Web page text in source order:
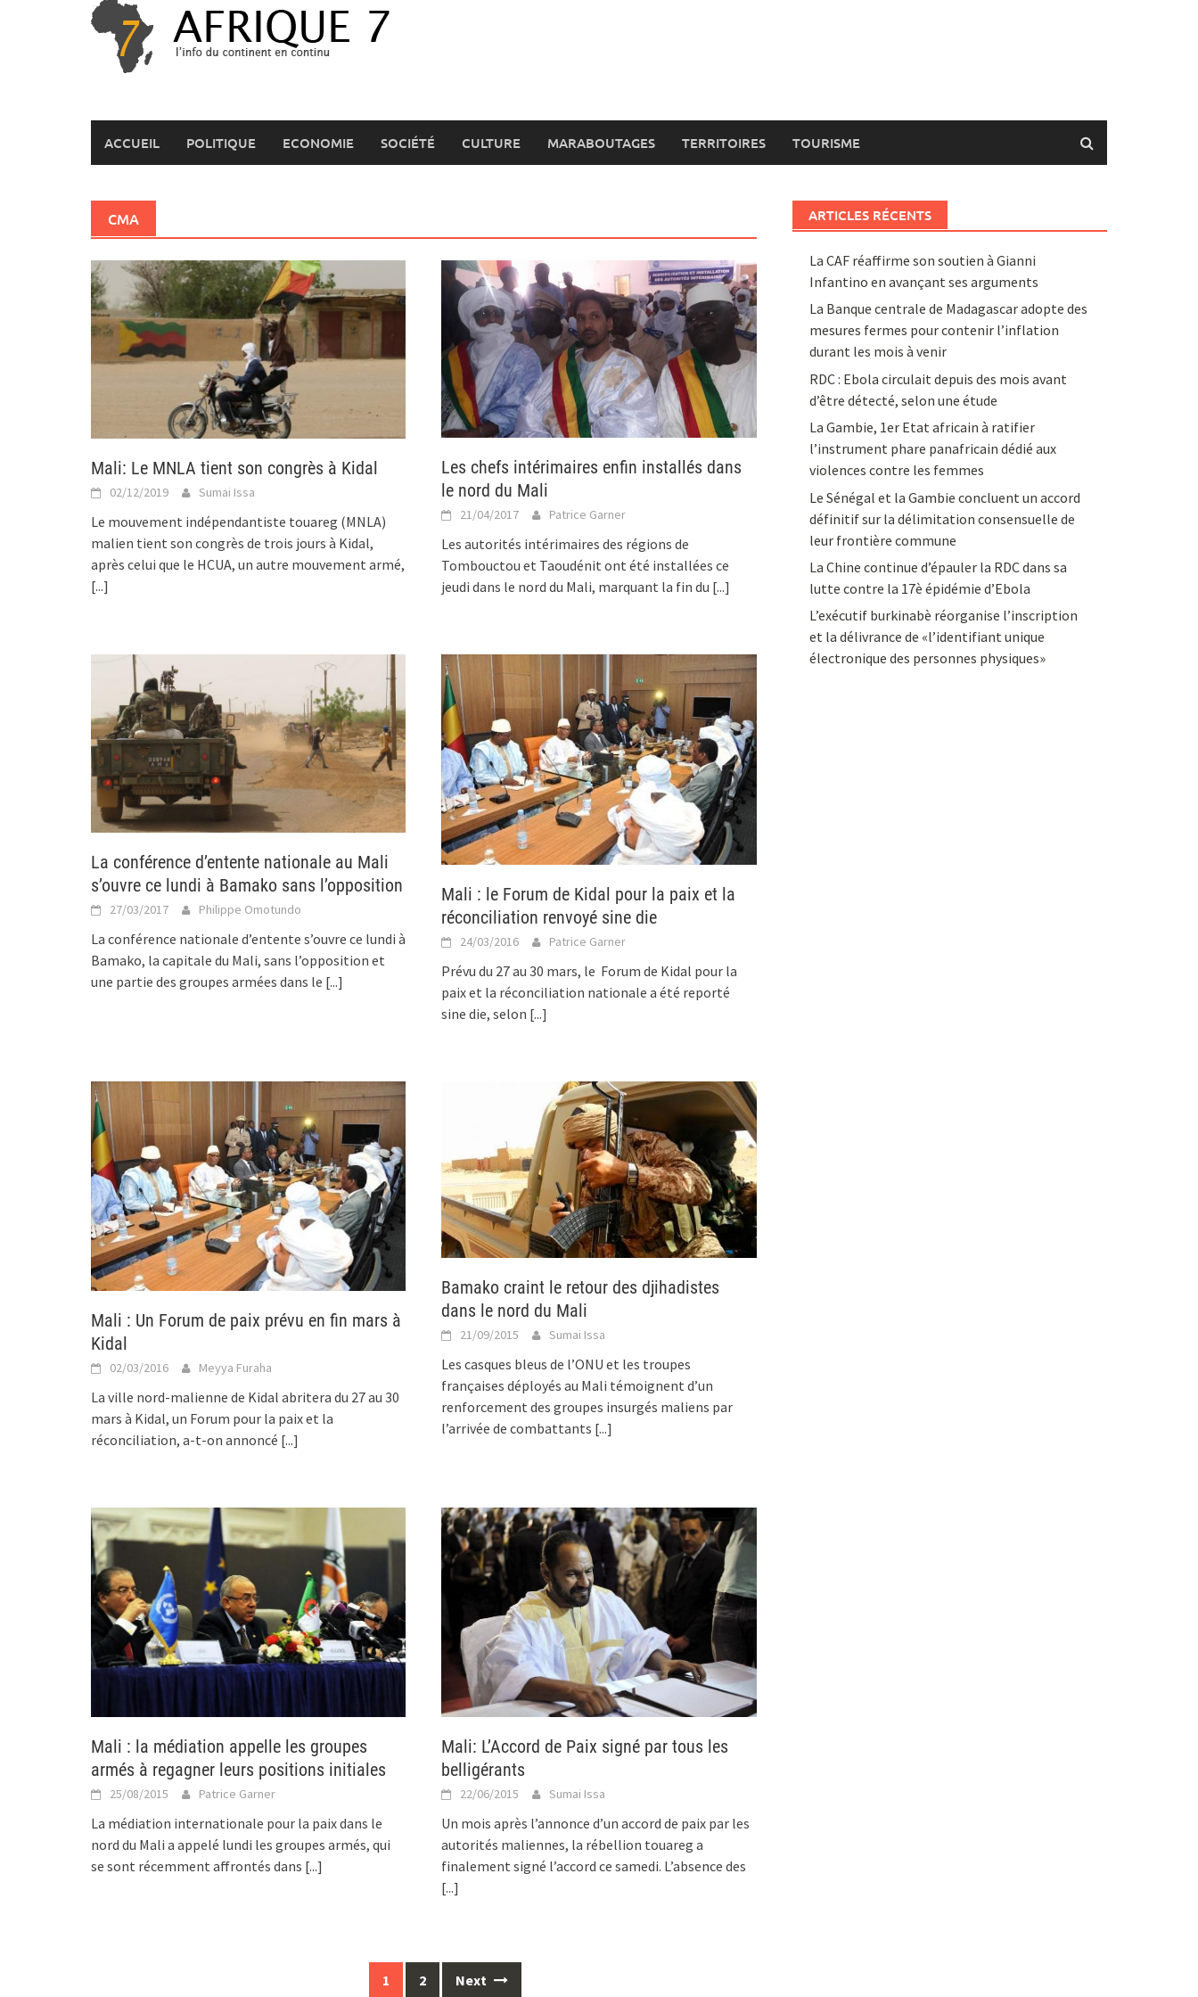
ACCUEIL POLITIQUE ECONOMIE SOCIÉTÉ CULTURE MARABOUTAGES TERRITOIRES TOURISME
CMA
Mali: Le MNLA tient son congrès à Kidal
02/12/2019 Sumai Issa
Le mouvement indépendantiste touareg (MNLA)
malien tient son congrès de trois jours à Kidal,
après celui que le HCUA, un autre mouvement armé,
[...]
Les chefs intérimaires enfin installés dans
le nord du Mali
21/04/2017 Patrice Garner
Les autorités intérimaires des régions de
Tombouctou et Taoudénit ont été installées ce
jeudi dans le nord du Mali, marquant la fin du [...]
La conférence d’entente nationale au Mali
s’ouvre ce lundi à Bamako sans l’opposition
27/03/2017 Philippe Omotundo
La conférence nationale d’entente s’ouvre ce lundi à
Bamako, la capitale du Mali, sans l’opposition et
une partie des groupes armées dans le [...]
Mali : le Forum de Kidal pour la paix et la
réconciliation renvoyé sine die
24/03/2016 Patrice Garner
Prévu du 27 au 30 mars, le Forum de Kidal pour la
paix et la réconciliation nationale a été reporté
sine die, selon [...]
Mali : Un Forum de paix prévu en fin mars à
Kidal
02/03/2016 Meyya Furaha
La ville nord-malienne de Kidal abritera du 27 au 30
mars à Kidal, un Forum pour la paix et la
réconciliation, a-t-on annoncé [...]
Bamako craint le retour des djihadistes
dans le nord du Mali
21/09/2015 Sumai Issa
Les casques bleus de l’ONU et les troupes
françaises déployés au Mali témoignent d’un
renforcement des groupes insurgés maliens par
l’arrivée de combattants [...]
Mali : la médiation appelle les groupes
armés à regagner leurs positions initiales
25/08/2015 Patrice Garner
La médiation internationale pour la paix dans le
nord du Mali a appelé lundi les groupes armés, qui
se sont récemment affrontés dans [...]
Mali: L’Accord de Paix signé par tous les
belligérants
22/06/2015 Sumai Issa
Un mois après l’annonce d’un accord de paix par les
autorités maliennes, la rébellion touareg a
finalement signé l’accord ce samedi. L’absence des
[...]
1 2 Next
ARTICLES RÉCENTS
La CAF réaffirme son soutien à Gianni
Infantino en avançant ses arguments
La Banque centrale de Madagascar adopte des
mesures fermes pour contenir l’inflation
durant les mois à venir
RDC : Ebola circulait depuis des mois avant
d’être détecté, selon une étude
La Gambie, 1er Etat africain à ratifier
l’instrument phare panafricain dédié aux
violences contre les femmes
Le Sénégal et la Gambie concluent un accord
définitif sur la délimitation consensuelle de
leur frontière commune
La Chine continue d’épauler la RDC dans sa
lutte contre la 17è épidémie d’Ebola
L’exécutif burkinabè réorganise l’inscription
et la délivrance de «l’identifiant unique
électronique des personnes physiques»